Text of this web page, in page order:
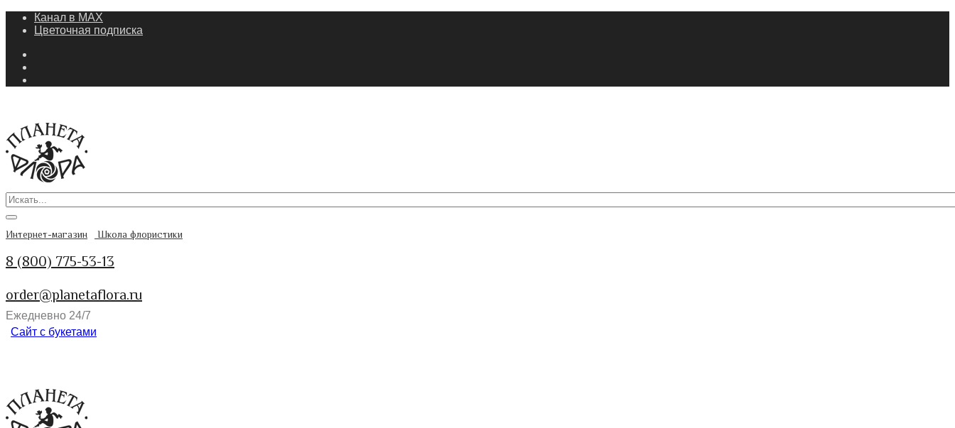
Канал в MAX
Цветочная подписка
Интернет-магазин Школа флористики
8 (800) 775-53-13
order@planetaflora.ru
Ежедневно 24/7
Сайт с букетами